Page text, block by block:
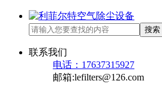
搜索
联系我们
电话：17637315927
邮箱:lefilters@126.com